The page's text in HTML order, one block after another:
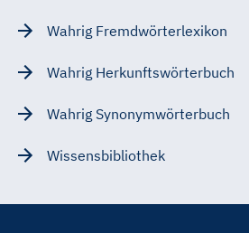
Wahrig Fremdwörterlexikon
Wahrig Herkunftswörterbuch
Wahrig Synonymwörterbuch
Wissensbibliothek